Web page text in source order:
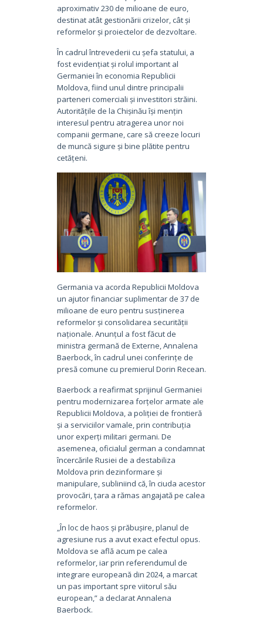
aproximativ 230 de milioane de euro,
destinat atât gestionării crizelor, cât și
reformelor și proiectelor de dezvoltare.
În cadrul întrevederii cu șefa statului, a
fost evidențiat și rolul important al
Germaniei în economia Republicii
Moldova, fiind unul dintre principalii
parteneri comerciali și investitori străini.
Autoritățile de la Chișinău își mențin
interesul pentru atragerea unor noi
companii germane, care să creeze locuri
de muncă sigure și bine plătite pentru
cetățeni.
Germania va acorda Republicii Moldova
un ajutor financiar suplimentar de 37 de
milioane de euro pentru susținerea
reformelor și consolidarea securității
naționale. Anunțul a fost făcut de
ministra germană de Externe, Annalena
Baerbock, în cadrul unei conferințe de
presă comune cu premierul Dorin Recean.
Baerbock a reafirmat sprijinul Germaniei
pentru modernizarea forțelor armate ale
Republicii Moldova, a poliției de frontieră
și a serviciilor vamale, prin contribuția
unor experți militari germani. De
asemenea, oficialul german a condamnat
încercările Rusiei de a destabiliza
Moldova prin dezinformare și
manipulare, subliniind că, în ciuda acestor
provocări, țara a rămas angajată pe calea
reformelor.
„În loc de haos și prăbușire, planul de
agresiune rus a avut exact efectul opus.
Moldova se află acum pe calea
reformelor, iar prin referendumul de
integrare europeană din 2024, a marcat
un pas important spre viitorul său
european,” a declarat Annalena
Baerbock.